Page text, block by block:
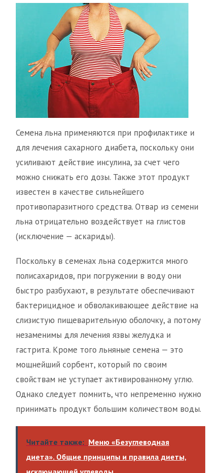
Семена льна применяются при профилактике и
для лечения сахарного диабета, поскольку они
усиливают действие инсулина, за счет чего
можно снижать его дозы. Также этот продукт
известен в качестве сильнейшего
противопаразитного средства. Отвар из семени
льна отрицательно воздействует на глистов
(исключение — аскариды).
Поскольку в семенах льна содержится много
полисахаридов, при погружении в воду они
быстро разбухают, в результате обеспечивают
бактерицидное и обволакивающее действие на
слизистую пищеварительную оболочку, а потому
незаменимы для лечения язвы желудка и
гастрита. Кроме того льняные семена — это
мощнейший сорбент, который по своим
свойствам не уступает активированному углю.
Однако следует помнить, что непременно нужно
принимать продукт большим количеством воды.
Читайте также: Меню «Безуглеводная
диета». Общие принципы и правила диеты,